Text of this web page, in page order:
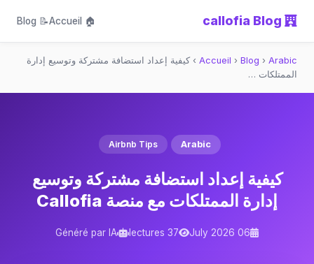
🏠 Accueil
📝 Blog
Accueil › Blog › Arabic
› كيفية إعداد استضافة مشتركة وتوسيع إدارة
الممتلكات …
Arabic
Airbnb Tips
كيفية إعداد استضافة مشتركة وتوسيع
إدارة الممتلكات مع منصة Callofia
06 July 2026
37 lectures
Généré par IA